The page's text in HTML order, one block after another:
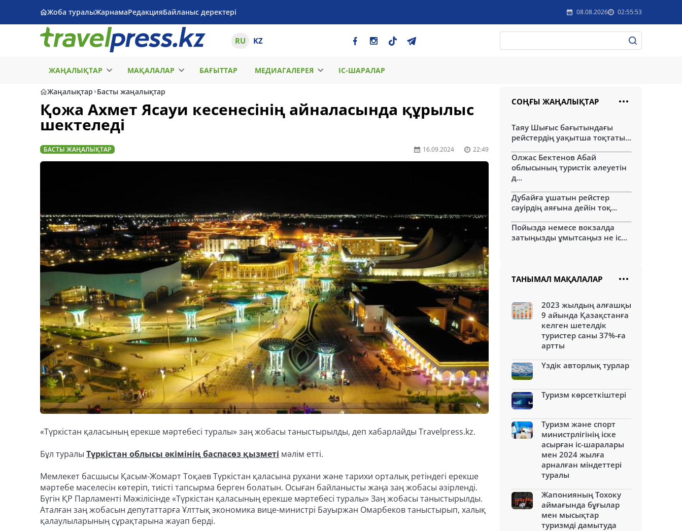
Жоба туралыЖарнамаРедакцияБайланыс деректері 08.08.2026 02:55:53
RU KZ
ЖАҢАЛЫҚТАР МАҚАЛАЛАР БАҒЫТТАР МЕДИАГАЛЕРЕЯ ІС-ШАРАЛАР
Жаңалықтар Басты жаңалықтар
Қожа Ахмет Ясауи кесенесінің айналасында құрылыс
шектеледі
БАСТЫ ЖАҢАЛЫҚТАР 16.09.2024 22:49
«Түркістан қаласының ерекше мәртебесі туралы» заң жобасы таныстырылды, деп хабарлайды Travelpress.kz.
Бұл туралы Түркістан облысы әкімінің баспасөз қызметі мәлім етті.
Мемлекет басшысы Қасым-Жомарт Тоқаев Түркістан қаласына рухани және тарихи орталық ретіндегі ерекше
мәртебе мәселесін көтеріп, тиісті тапсырма берген болатын. Осыған байланысты жаңа заң жобасы әзірленді.
Бүгін ҚР Парламенті Мәжілісінде «Түркістан қаласының ерекше мәртебесі туралы» Заң жобасы таныстырылды.
Аталған заң жобасын депутаттарға Ұлттық экономика вице-министрі Бауыржан Омарбеков таныстырып, халық
қалаулыларының сұрақтарына жауап берді.
СОҢҒЫ ЖАҢАЛЫҚТАР
Таяу Шығыс бағытындағы
рейстердің уақытша тоқтаты...
Олжас Бектенов Абай
облысының туристік әлеуетін
д...
Дубайға ұшатын рейстер
сәуірдің аяғына дейін тоқ...
Пойызда немесе вокзалда
затыңызды ұмытсаңыз не іс...
ТАНЫМАЛ МАҚАЛАЛАР
2023 жылдың алғашқы
9 айында Қазақстанға
келген шетелдік
туристер саны 37%-ға
артты
Үздік авторлық турлар
Туризм көрсеткіштері
Туризм және спорт
министрлігінің іске
асырған іс-шаралары
мен 2024 жылға
арналған міндеттері
туралы
Жапонияның Тохоку
аймағында бұғылар
мен мысықтар
туризмді дамытуда